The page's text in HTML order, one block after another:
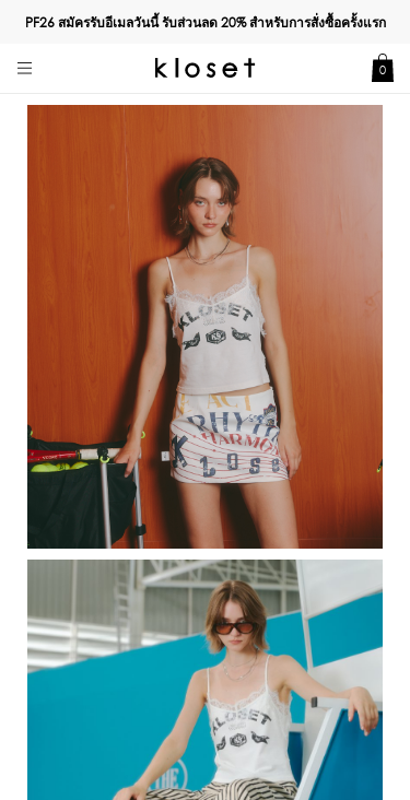
PF26 สมัครรับอีเมลวันนี้ รับส่วนลด20%สำหรับการสั่งซื้อครั้งแรก
0